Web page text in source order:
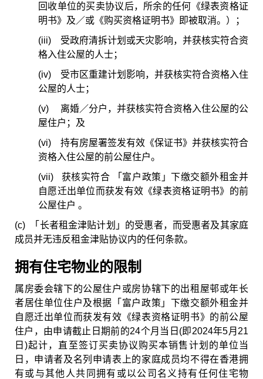
回收单位的买卖协议后，所余的任何《绿表资格证
明书》及／或《购买资格证明书》即被取消。）；
(iii) 受政府清拆计划或天灾影响，并获核实符合资
格入住公屋的人士；
(iv) 受市区重建计划影响，并获核实符合资格入住
公屋的人士；
(v) 离婚／分户，并获核实符合资格入住公屋的公
屋住户；及
(vi) 持有房屋署签发有效《保证书》并获核实符合
资格入住公屋的前公屋住户。
(vii) 获核实符合 「富户政策」下缴交额外租金并
自愿迁出单位而获发有效《绿表资格证明书》的前
公屋住户 。
(c) 「长者租金津贴计划」的受惠者，而受惠者及其家庭
成员并无违反租金津贴协议内的任何条款。
拥有住宅物业的限制
属房委会辖下的公屋住户或房协辖下的出租屋邨或年长
者居住单位住户及根据「富户政策」下缴交额外租金并
自愿迁出单位而获发有效《绿表资格证明书》的前公屋
住户，由申请截止日期前的24个月当日 (即2024年5月 21
日)起计，直至签订买卖协议购买本销售计划的单位当
日，申请者及名列申请表上的家庭成员均不得在香港拥
有或与其他人共同拥有或以公司名义持有任何住宅物